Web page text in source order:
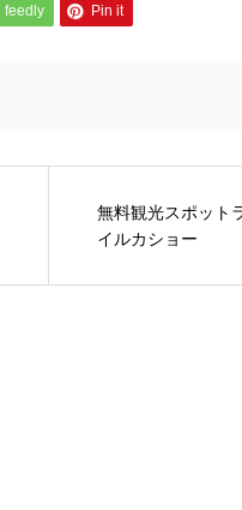
feedly Pin it
無料観光スポット
イルカショー